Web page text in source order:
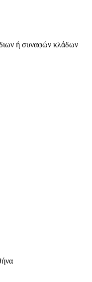
ή συναφών κλάδων